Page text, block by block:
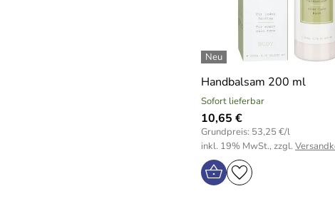
Handbalsam 200 ml
Sofort lieferbar
10,65 €
Grundpreis: 53,25 €/l
inkl. 19% MwSt., zzgl.